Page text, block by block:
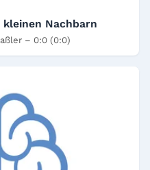
kleinen Nachbarn
– 0:0 (0:0)